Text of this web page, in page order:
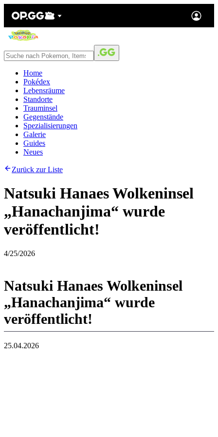
Home
Pokédex
Lebensräume
Standorte
Trauminsel
Gegenstände
Spezialisierungen
Galerie
Guides
Neues
Zurück zur Liste
Natsuki Hanaes Wolkeninsel
„Hanachanjima“ wurde
veröffentlicht!
4/25/2026
Natsuki Hanaes Wolkeninsel
„Hanachanjima“ wurde
veröffentlicht!
25.04.2026